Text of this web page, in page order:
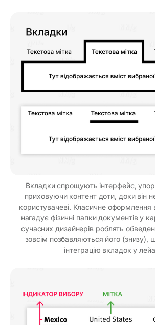
приховуючи контент доти, доки він
користувачеві. Класичне оформлення
нагадує фізичні папки документів у
сучасних дизайнерів роблять
зовсім позбавляються його (знизу),
інтеграцію вкладок у